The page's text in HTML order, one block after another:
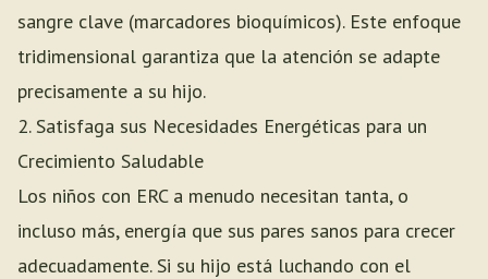
sangre clave (marcadores bioquímicos). Este enfoque
tridimensional garantiza que la atención se adapte
precisamente a su hijo.
2. Satisfaga sus Necesidades Energéticas para un
Crecimiento Saludable
Los niños con ERC a menudo necesitan tanta, o
incluso más, energía que sus pares sanos para crecer
adecuadamente. Si su hijo está luchando con el